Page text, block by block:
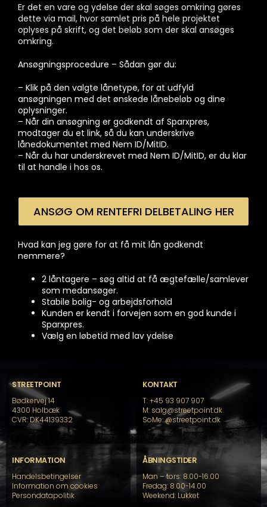
Er det en vare og ydelse der skal søges omkring gøres
dette via mail, hvor samlet pris på hele projektet
oplyses på skrift, og det beløb som der skal ansøges
omkring.
Ansøgningsprocedure – Sådan gør du:
– Klik på den valgte lånetype, for at udfyld
ansøgningen med det ønskede lånebeløb og dine
oplysninger.
– Når din ansøgning er godkendt af Sparxpres,
modtager du et link, så du kan underskrive
lånedokumentet med Nem ID/MitID.
– Når du har underskrevet med Nem ID/MitID, er du klar
til at handle i hos os.
ANSØG OM RENTEFRI DELBETALING HER
Hvad kan jeg gøre for at få mit lån godkendt
nemmere?
2 låntagere – søg altid at få ægtefælle/samlever
som medansøger.
Stabile bolig- og arbejdsforhold
Kunden er kendt i forvejen som en god kunde i
Sparxpres.
Vælg en løbetid med lav ydelse
STREETPOINT
Bødkervej 14
4300 Holbæk
CVR: DK44139332
KONTAKT
T: +45 93 907 907
M: salg@streetpoint.dk
SoMe:@streetpoint.dk
INFORMATION
Handelsbetingelser
Information om cookies
Persondatapolitik
ÅBNINGSTIDER
Man – tors: 8.00-16.00
Fredag: 8.00-14.00
Weekend: Lukket